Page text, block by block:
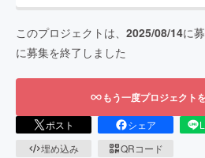
このプロジェクトは、 2025/08/14に
に募集を終了しました
もう一度プロジェクト
ポスト シェア
埋め込み
QRコード